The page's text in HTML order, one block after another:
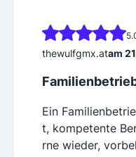
thewulfgmx.atam
Ein
t, kompetente
rne wieder,